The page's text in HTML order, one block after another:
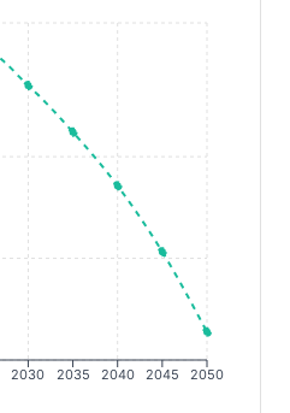
2030 2035 2040 2045 2050